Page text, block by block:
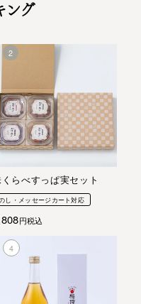
ング
くらべすっぱ実セット
し・メッセージカート対応
税込